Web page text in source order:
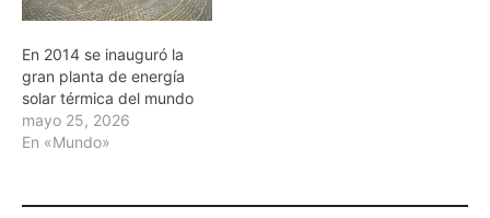
En 2014 se inauguró la
gran planta de energía
solar térmica del mundo
mayo 25, 2026
En «Mundo»